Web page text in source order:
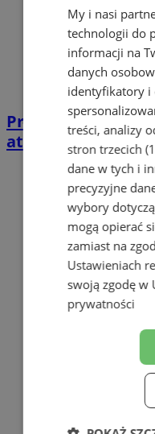
Przed koncertem
atrakcja dla
My i nasi
technologii do
informacji na
danych
identyfikatory i
treści, analizy
stron trzecich
dane w tych i
precyzyjne
wybory
mogą opierać
zamiast na
Ustawieniach
swoją zgodę w
prywatności